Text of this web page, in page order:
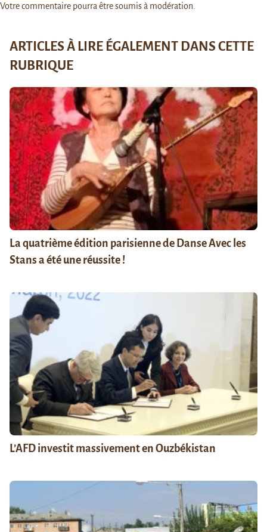
Votre commentaire pourra être soumis à modération.
ARTICLES À LIRE ÉGALEMENT DANS CETTE
RUBRIQUE
La quatrième édition parisienne de Danse Avec les
Stans a été une réussite !
L’AFD investit massivement en Ouzbékistan